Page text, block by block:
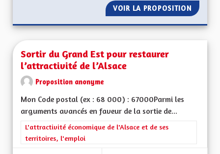
VOIR LA PROPOSITION
Sortir du Grand Est pour restaurer
l’attractivité de l’Alsace
Proposition anonyme
Mon Code postal (ex : 68 000) : 67000Parmi les
arguments avancés en faveur de la sortie de...
Filtrer les résultats de la catégorie : L'attractivité
L'attractivité économique de l'Alsace et de ses
territoires, l'emploi